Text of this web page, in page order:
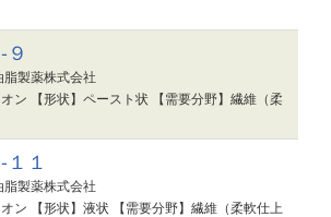
脂製薬株式会社
オン 【形状】ペースト状 【需要分野】繊維（柔
１
脂製薬株式会社
オン 【形状】液状 【需要分野】繊維（柔軟仕上